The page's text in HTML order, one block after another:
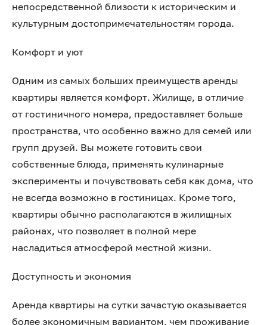
непосредственной близости к историческим и
культурным достопримечательностям города.
Комфорт и уют
Одним из самых больших преимуществ аренды
квартиры является комфорт. Жилище, в отличие
от гостиничного номера, предоставляет больше
пространства, что особенно важно для семей или
групп друзей. Вы можете готовить свои
собственные блюда, применять кулинарные
эксперименты и почувствовать себя как дома, что
не всегда возможно в гостиницах. Кроме того,
квартиры обычно располагаются в жилищных
районах, что позволяет в полной мере
насладиться атмосферой местной жизни.
Доступность и экономия
Аренда квартиры на сутки зачастую оказывается
более экономичным вариантом, чем проживание